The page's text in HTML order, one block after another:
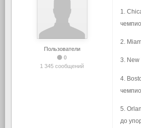
Пользователи
0
1 345 сообщений
1.
2.
3. New
4.
5.
до